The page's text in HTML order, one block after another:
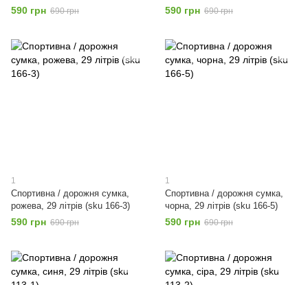
590 грн 690 грн 590 грн 690 грн
1
Спортивна / дорожня сумка,
рожева, 29 літрів (sku 166-3)
590 грн 690 грн
1
Спортивна / дорожня сумка,
чорна, 29 літрів (sku 166-5)
590 грн 690 грн